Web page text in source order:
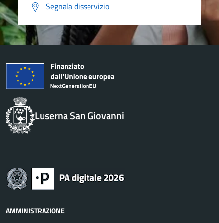
Segnala disservizio
Luserna San Giovanni
AMMINISTRAZIONE